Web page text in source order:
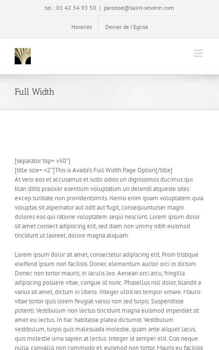
tel : 01 42 34 93 50 | paroisse@saint-severin.com
Horaires Denier de l’Eglise
Full Width
[separator top= »50″]
[title size= »2″]This is Avada’s Full Width Page Option[/title]
At vero eos et accusamus et iusto odios un dignissimos ducimus qui
blan ditiis prasixer esentium voluptatum un deleniti atqueste sites
excep turiitate non providentsimils. Nemo enim ipsam voluptatem quia
voluptas sit aspernatur aut odit aut fugit, consequunturser magni
dolores eos qui ratione voluptatem sequi nesciunt. Lorem ipsum dolor
sit amet consect adipiscing elit, sed diam non ummy nibh euismod
tincidunt ut laoreet, dolore magna aliquam.
Lorem ipsum dolor sit amet, consectetur adipiscing elit. Proin tristique
eleifend ipsum non facilisis. Donec elementum auctor orci in dictum.
Donec non tortor mauris, in iaculis leo. Aenean orci arcu, fringilla
adipiscing posuere vitae, congue id nunc. Phasellus nisl dolor, blandit a
varius sit amet, dictum in libero. Integer ultricies tempor ornare. Mauris
vitae tortor quis lorem feugiat varius non sed turpis. Suspendisse
potenti. Vestibulum non lectus tincidunt magna euismod imperdiet sit
amet eu lectus. In hac habitasse platea dictumst. Vestibulum
vestibulum, turpis quis malesuada molestie, quam ante aliquet lacus,
quis molestie urna sapien at lectus. Integer id semper elit. Cras neque
nulla, convallis non commodo et, euismod non tortor. Mauris eu facilisis